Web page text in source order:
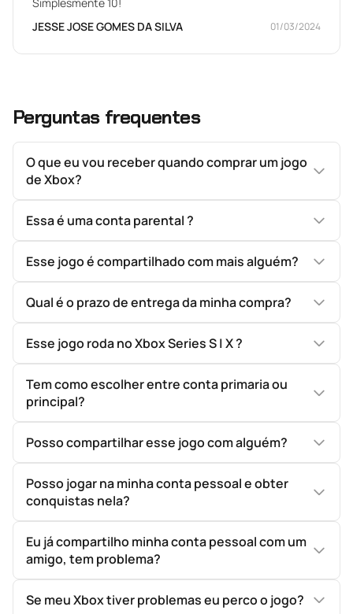
JESSE JOSE GOMES DA SILVA
01/03/2024
Perguntas frequentes
O que eu vou receber quando comprar um jogo
de Xbox?
Essa é uma conta parental ?
Esse jogo é compartilhado com mais alguém?
Qual é o prazo de entrega da minha compra?
Esse jogo roda no Xbox Series S | X ?
Tem como escolher entre conta primaria ou
principal?
Posso compartilhar esse jogo com alguém?
Posso jogar na minha conta pessoal e obter
conquistas nela?
Eu já compartilho minha conta pessoal com um
amigo, tem problema?
Se meu Xbox tiver problemas eu perco o jogo?